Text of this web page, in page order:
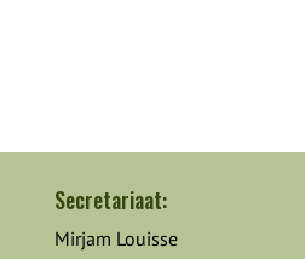
Secretariaat:
Mirjam Louisse